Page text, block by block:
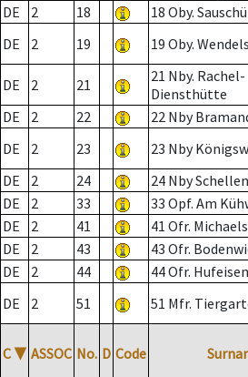
DE
2 18 18 Oby.
DE
2 19 19 Oby.
DE 2 21
21 Nby. Rachel-
Diensthütte
DE
2 22 22 Nby
DE
2 23 23 Nby
DE
2 24 24 Nby
DE
2 33 33 Opf. Am
DE
2 41 41 Ofr.
DE
2 43 43 Ofr.
DE
2 44 44 Ofr. Hufeisen
DE
2 51 51 Mfr.
C ▼ ASSOC No. D Code